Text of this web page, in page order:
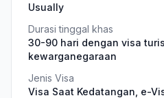
Usually
Durasi tinggal khas
30-90 hari dengan visa
kewarganegaraan
Jenis Visa
Visa Saat Kedatangan, e-